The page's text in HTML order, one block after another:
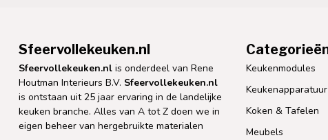
Sfeervollekeuken.nl
Sfeervollekeuken.nl is onderdeel van Rene
Houtman Interieurs B.V. Sfeervollekeuken.nl
is ontstaan uit 25 jaar ervaring in de landelijke
keuken branche. Alles van A tot Z doen we in
eigen beheer van hergebruikte materialen
Keukenmodules
Keukenapparatuur
Koken & Tafelen
Meubels